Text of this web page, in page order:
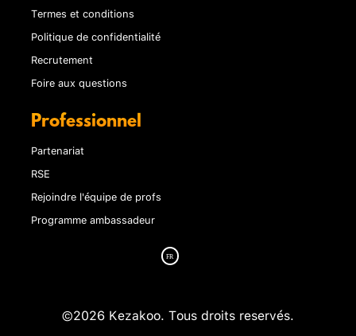
Termes et conditions
Politique de confidentialité
Recrutement
Foire aux questions
Professionnel
Partenariat
RSE
Rejoindre l'équipe de profs
Programme ambassadeur
©2026 Kezakoo. Tous droits reservés.